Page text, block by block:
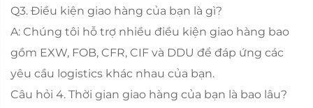
Q3. Điều kiện giao hàng của bạn là gì?
A: Chúng tôi hỗ trợ nhiều điều kiện giao hàng bao
gồm EXW, FOB, CFR, CIF và DDU để đáp ứng các
yêu cầu logistics khác nhau của bạn.
Câu hỏi 4. Thời gian giao hàng của bạn là bao lâu?